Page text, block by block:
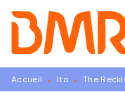
MENU
PIED DE PAGE
Accueil • Ito • The